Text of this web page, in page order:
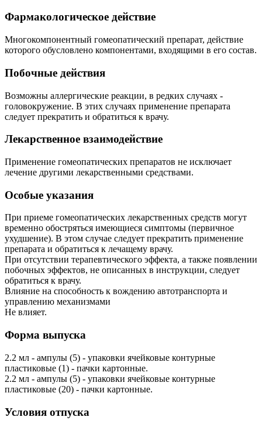
Фармакологическое действие
Многокомпонентный гомеопатический препарат, действие
которого обусловлено компонентами, входящими в его состав.
Побочные действия
Возможны аллергические реакции, в редких случаях -
головокружение. В этих случаях применение препарата
следует прекратить и обратиться к врачу.
Лекарственное взаимодействие
Применение гомеопатических препаратов не исключает
лечение другими лекарственными средствами.
Особые указания
При приеме гомеопатических лекарственных средств могут
временно обостряться имеющиеся симптомы (первичное
ухудшение). В этом случае следует прекратить применение
препарата и обратиться к лечащему врачу.
При отсутствии терапевтического эффекта, а также появлении
побочных эффектов, не описанных в инструкции, следует
обратиться к врачу.
Влияние на способность к вождению автотранспорта и
управлению механизмами
Не влияет.
Форма выпуска
2.2 мл - ампулы (5) - упаковки ячейковые контурные
пластиковые (1) - пачки картонные.
2.2 мл - ампулы (5) - упаковки ячейковые контурные
пластиковые (20) - пачки картонные.
Условия отпуска